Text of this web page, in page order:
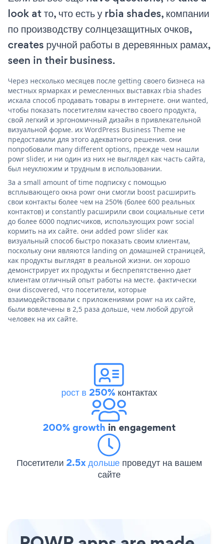
look at то, что есть у rbia shades, компании
по производству солнцезащитных очков,
creates ручной работы в деревянных рамах,
seen in their business.
Через несколько месяцев после getting своего бизнеса на
местных ярмарках и ремесленных выставках rbia shades
искала способ продавать товары в интернете. они wanted,
чтобы показать посетителям качество своего продукта,
свой легкий и эргономичный дизайн в привлекательной
визуальной форме. их WordPress Business Theme не
предоставили для этого адекватного решения. они
попробовали many different options, прежде чем нашли
powr slider, и ни один из них не выглядел как часть сайта,
был неуклюжим и трудным в использовании.
За a small amount of time подписку с помощью
всплывающего окна powr они смогли boost расширить
свои контакты более чем на 250% (более 600 реальных
контактов) и constantly расширили свои социальные сети
до более 6000 подписчиков, использующих powr social
кормить на их сайте. они added powr slider как
визуальный способ быстро показать своим клиентам,
поскольку они являются landing on домашней страницей,
как продукты выглядят в реальной жизни. он хорошо
демонстрирует их продукты и беспрепятственно дает
клиентам отличный опыт работы на месте. фактически
они discovered, что посетители, которые
взаимодействовали с приложениями powr на их сайте,
были вовлечены в 2,5 раза дольше, чем любой другой
человек на их сайте.
рост в 250%контактах
200% growth in engagement
Посетители 2.5x дольше проведут на вашем
сайте